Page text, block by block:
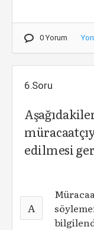
0 Yorum
6.Soru
edilmesi
A